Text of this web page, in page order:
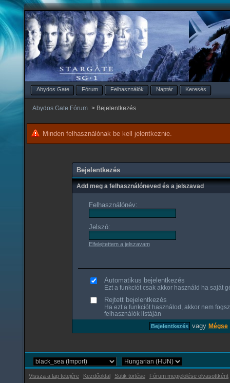
Abydos Gate Fórum Felhasználók Naptár Keresés
Abydos Gate Fórum > Bejelentkezés
Minden felhasználónak be kell jelentkeznie.
Bejelentkezés
Add meg a felhasználóneved és a jelszavad
Felhasználónév:
Jelszó:
Elfelejtettem a jelszavam
Automatikus bejelentkezés
Ezt a funkciót csak akkor használd ha saját
Rejtett bejelentkezés
Ha ezt a funkciót használod, akkor nem
felhasználók listáján
vagy Mégse
Vissza a lap tetejére Kezdőoldal Sütik törlése Fórum megjelölése olvasottként